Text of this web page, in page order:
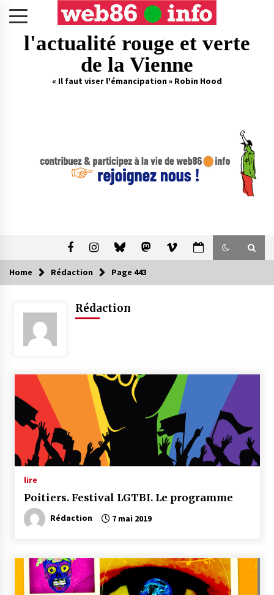
l'actualité rouge et verte
de la Vienne
« Il faut viser l'émancipation » Robin Hood
Home Rédaction Page 443
Rédaction
lire
Poitiers. Festival LGTBI. Le programme
Rédaction 7 mai 2019